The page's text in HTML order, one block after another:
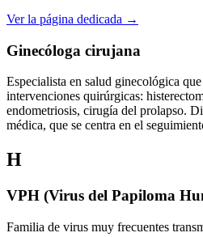
Ver la página dedicada →
Ginecóloga cirujana
Especialista en salud ginecológica
intervenciones quirúrgicas:
endometriosis, cirugía del prolapso.
médica, que se centra en el
H
VPH (Virus del Papiloma
Familia de virus muy frecuentes